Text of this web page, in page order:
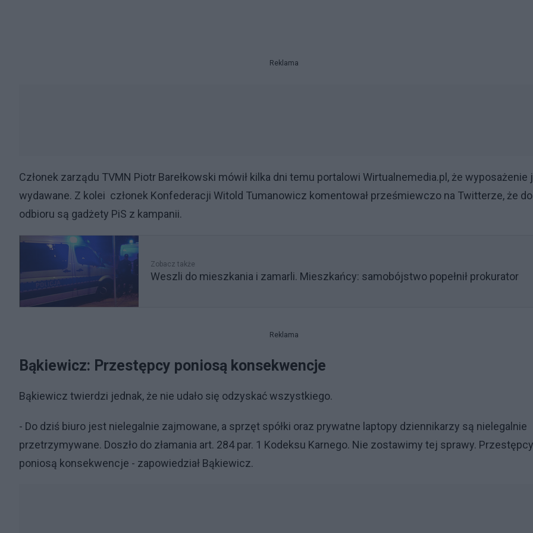
Reklama
Członek zarządu TVMN Piotr Barełkowski mówił kilka dni temu portalowi Wirtualnemedia.pl, że wyposażenie
wydawane. Z kolei członek Konfederacji Witold Tumanowicz komentował prześmiewczo na Twitterze, że do
odbioru są gadżety PiS z kampanii.
Zobacz także
Weszli do mieszkania i zamarli. Mieszkańcy: samobójstwo popełnił prokurator
Reklama
Bąkiewicz: Przestępcy poniosą konsekwencje
Bąkiewicz twierdzi jednak, że nie udało się odzyskać wszystkiego.
- Do dziś biuro jest nielegalnie zajmowane, a sprzęt spółki oraz prywatne laptopy dziennikarzy są nielegalnie
przetrzymywane. Doszło do złamania art. 284 par. 1 Kodeksu Karnego. Nie zostawimy tej sprawy. Przestępcy
poniosą konsekwencje - zapowiedział Bąkiewicz.